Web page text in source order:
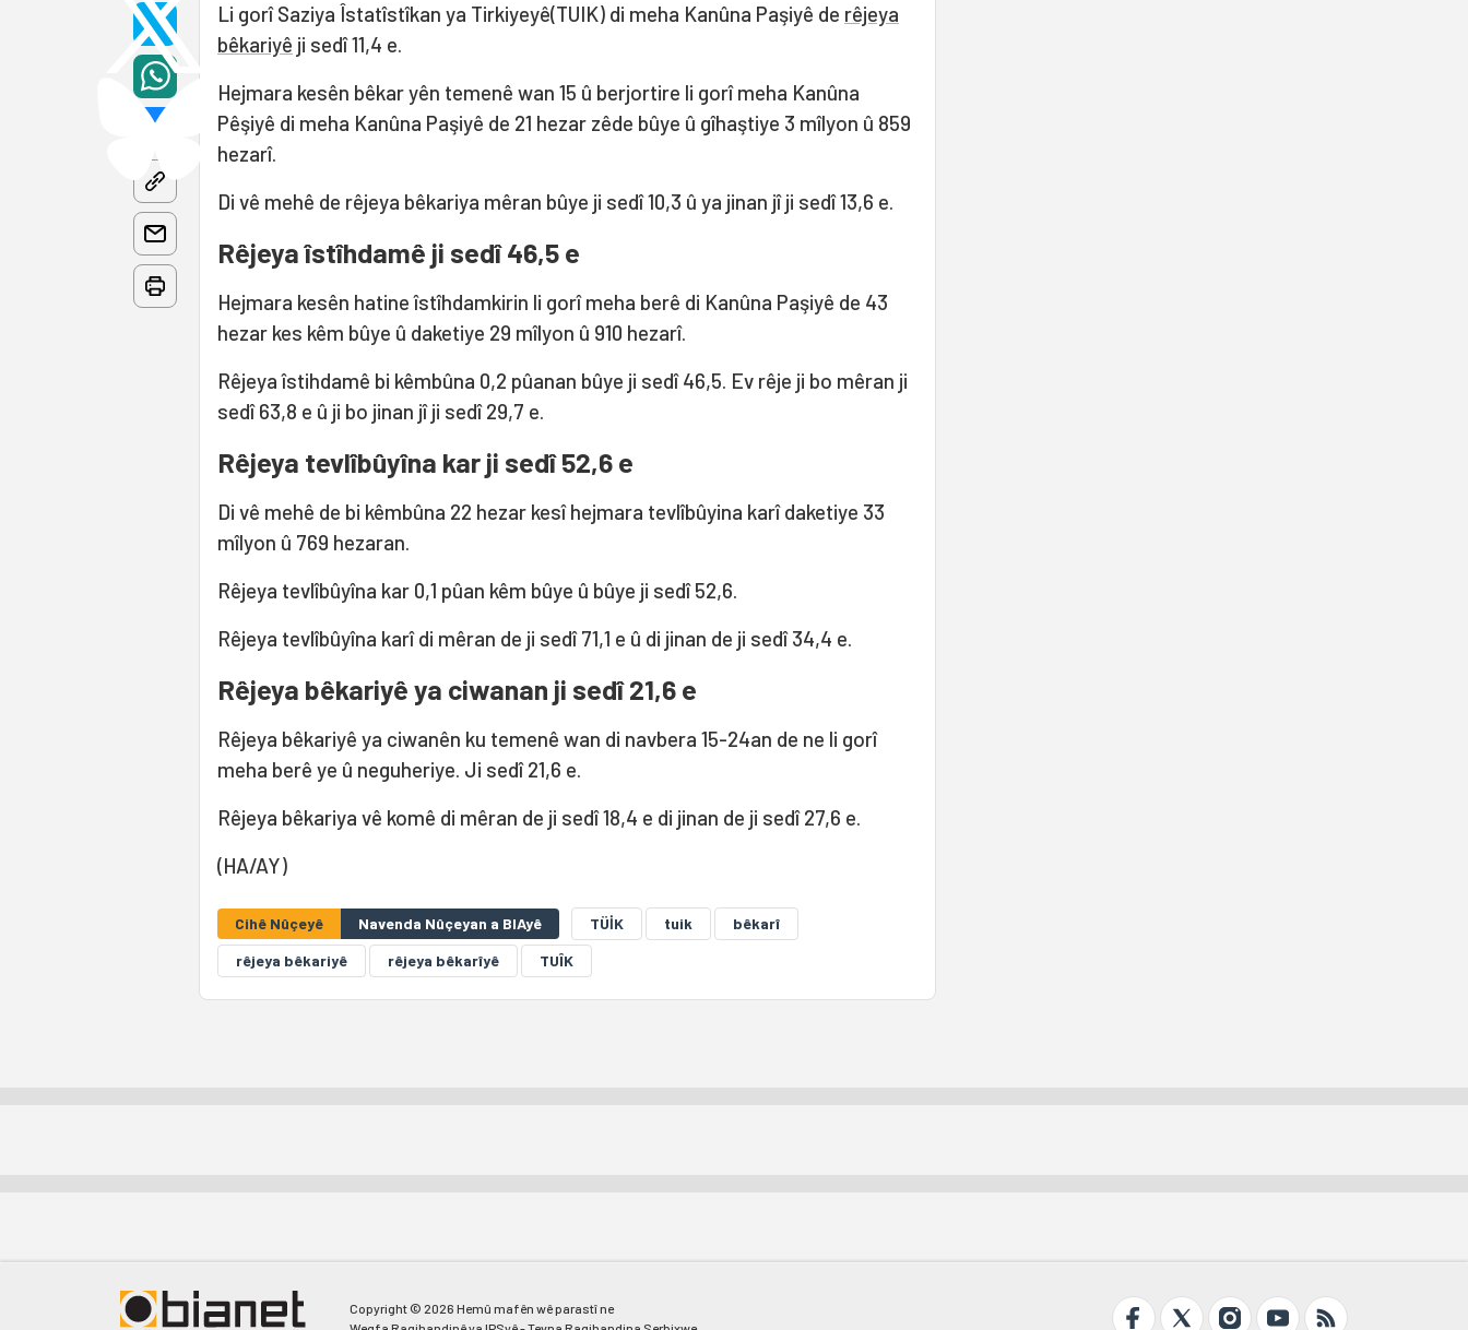
Li gorî Saziya Îstatîstîkan ya Tirkiyeyê(TUIK) di meha Kanûna Paşiyê de rêjeya
bêkariyê ji sedî 11,4 e.
Hejmara kesên bêkar yên temenê wan 15 û berjortire li gorî meha Kanûna
Pêşiyê di meha Kanûna Paşiyê de 21 hezar zêde bûye û gîhaştiye 3 mîlyon û 859
hezarî.
Di vê mehê de rêjeya bêkariya mêran bûye ji sedî 10,3 û ya jinan jî ji sedî 13,6 e.
Rêjeya îstîhdamê ji sedî 46,5 e
Hejmara kesên hatine îstîhdamkirin li gorî meha berê di Kanûna Paşiyê de 43
hezar kes kêm bûye û daketiye 29 mîlyon û 910 hezarî.
Rêjeya îstihdamê bi kêmbûna 0,2 pûanan bûye ji sedî 46,5. Ev rêje ji bo mêran ji
sedî 63,8 e û ji bo jinan jî ji sedî 29,7 e.
Rêjeya tevlîbûyîna kar ji sedî 52,6 e
Di vê mehê de bi kêmbûna 22 hezar kesî hejmara tevlîbûyina karî daketiye 33
mîlyon û 769 hezaran.
Rêjeya tevlîbûyîna kar 0,1 pûan kêm bûye û bûye ji sedî 52,6.
Rêjeya tevlîbûyîna karî di mêran de ji sedî 71,1 e û di jinan de ji sedî 34,4 e.
Rêjeya bêkariyê ya ciwanan ji sedî 21,6 e
Rêjeya bêkariyê ya ciwanên ku temenê wan di navbera 15-24an de ne li gorî
meha berê ye û neguheriye. Ji sedî 21,6 e.
Rêjeya bêkariya vê komê di mêran de ji sedî 18,4 e di jinan de ji sedî 27,6 e.
(HA/AY)
Cihê Nûçeyê Navenda Nûçeyan a BIAyê TÜİK tuik
bêkarî
rêjeya bêkariyê
rêjeya bêkarîyê TUÎK
Copyright © 2026 Hemû mafên wê parastî ne